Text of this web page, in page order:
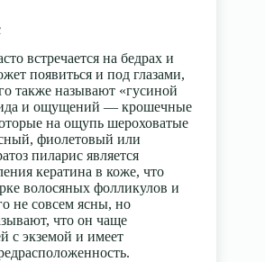
встречается на бедрах и
появиться и под глазами,
также называют «гусиной
и ощущений — крошечные
на ощупь шероховатые
фиолетовый или
пиларис является
кератина в коже, что
волосяных фолликулов и
не совсем ясны, но
что он чаще
с экземой и имеет